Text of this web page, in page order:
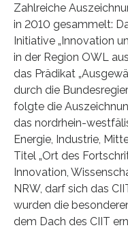
Zahlreiche
in 2010 gesammelt:
Initiative „Innovation
in der Region OWL
das Prädikat
durch die
folgte die
das nordrhein-
Energie, Industrie,
Titel „Ort des
Innovation,
NRW, darf sich das
wurden die
dem Dach des CIIT